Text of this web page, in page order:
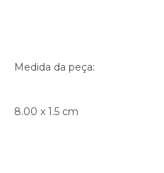
Medida da peça:
8.00 x 1.5 cm